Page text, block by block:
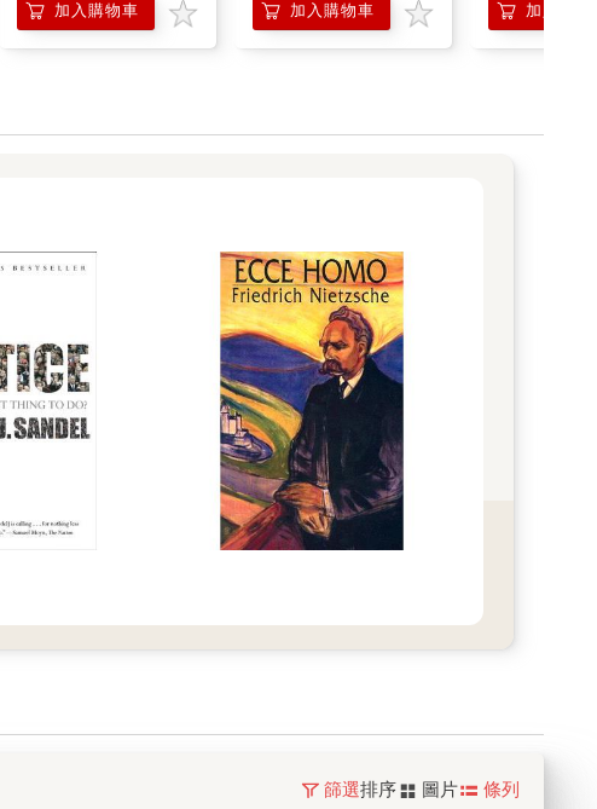
加入購物車 加入購物車 加入購物
篩選排序 圖片 條列